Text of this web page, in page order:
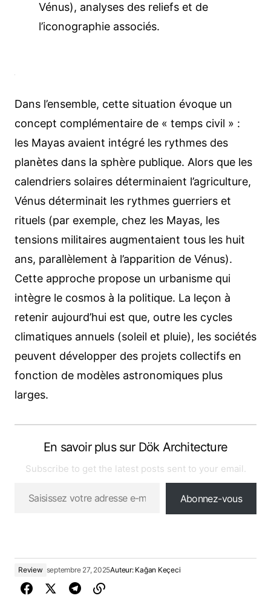
Vénus), analyses des reliefs et de
l’iconographie associés.
Dans l’ensemble, cette situation évoque un
concept complémentaire de « temps civil » :
les Mayas avaient intégré les rythmes des
planètes dans la sphère publique. Alors que les
calendriers solaires déterminaient l’agriculture,
Vénus déterminait les rythmes guerriers et
rituels (par exemple, chez les Mayas, les
tensions militaires augmentaient tous les huit
ans, parallèlement à l’apparition de Vénus).
Cette approche propose un urbanisme qui
intègre le cosmos à la politique. La leçon à
retenir aujourd’hui est que, outre les cycles
climatiques annuels (soleil et pluie), les sociétés
peuvent développer des projets collectifs en
fonction de modèles astronomiques plus
larges.
En savoir plus sur Dök Architecture
Subscribe to get the latest posts sent to your email.
Abonnez-vous
Review septembre 27, 2025Auteur: Kağan Keçeci